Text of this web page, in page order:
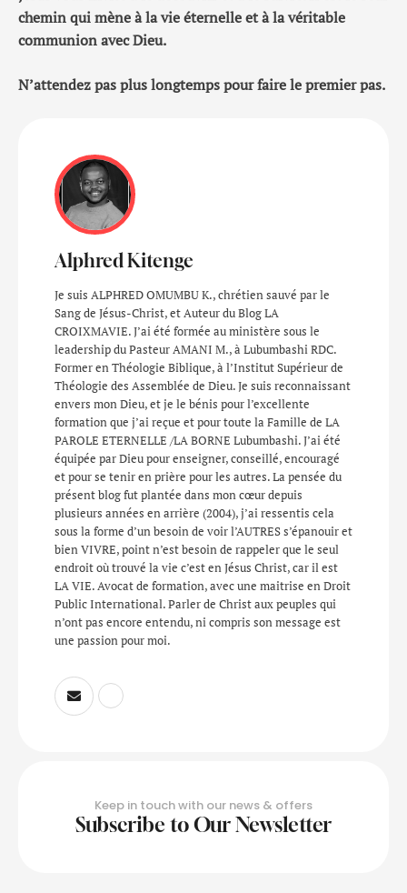
chemin qui mène à la vie éternelle et à la véritable
communion avec Dieu.
N’attendez pas plus longtemps pour faire le premier pas.
Alphred Kitenge
Je suis ALPHRED OMUMBU K., chrétien sauvé par le
Sang de Jésus-Christ, et Auteur du Blog LA
CROIXMAVIE. J’ai été formée au ministère sous le
leadership du Pasteur AMANI M., à Lubumbashi RDC.
Former en Théologie Biblique, à l’Institut Supérieur de
Théologie des Assemblée de Dieu. Je suis reconnaissant
envers mon Dieu, et je le bénis pour l’excellente
formation que j’ai reçue et pour toute la Famille de LA
PAROLE ETERNELLE /LA BORNE Lubumbashi. J’ai été
équipée par Dieu pour enseigner, conseillé, encouragé
et pour se tenir en prière pour les autres. La pensée du
présent blog fut plantée dans mon cœur depuis
plusieurs années en arrière (2004), j’ai ressentis cela
sous la forme d’un besoin de voir l’AUTRES s’épanouir et
bien VIVRE, point n’est besoin de rappeler que le seul
endroit où trouvé la vie c’est en Jésus Christ, car il est
LA VIE. Avocat de formation, avec une maitrise en Droit
Public International. Parler de Christ aux peuples qui
n’ont pas encore entendu, ni compris son message est
une passion pour moi.
Keep in touch with our news & offers
Subscribe to Our Newsletter